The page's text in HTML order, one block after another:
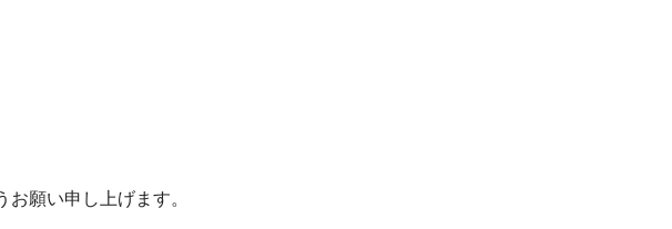
願い申し上げます。